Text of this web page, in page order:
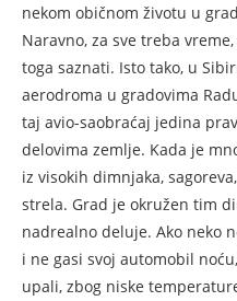
nekom običnom životu u
Naravno, za sve treba
toga saznati. Isto tako, u
aerodroma u gradovima
taj avio-saobraćaj jedina
delovima zemlje. Kada je
iz visokih dimnjaka,
strela. Grad je okružen tim
nadrealno deluje. Ako neko
i ne gasi svoj automobil
upali, zbog niske